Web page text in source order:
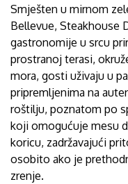
Smješten u mirnom
Bellevue, Steakhouse
gastronomije u srcu
prostranoj terasi,
mora, gosti uživaju u
pripremljenima na
roštilju, poznatom po
koji omogućuje mesu
koricu, zadržavajući
osobito ako je
zrenje.